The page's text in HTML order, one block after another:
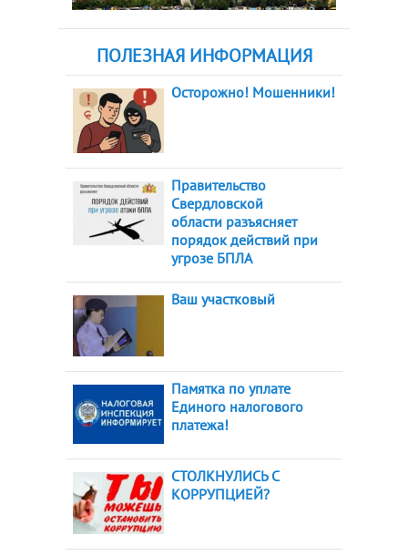
ПОЛЕЗНАЯ ИНФОРМАЦИЯ
Осторожно! Мошенники!
Правительство
Свердловской
области разъясняет
порядок действий при
угрозе БПЛА
Ваш участковый
Памятка по уплате
Единого налогового
платежа!
СТОЛКНУЛИСЬ С
КОРРУПЦИЕЙ?